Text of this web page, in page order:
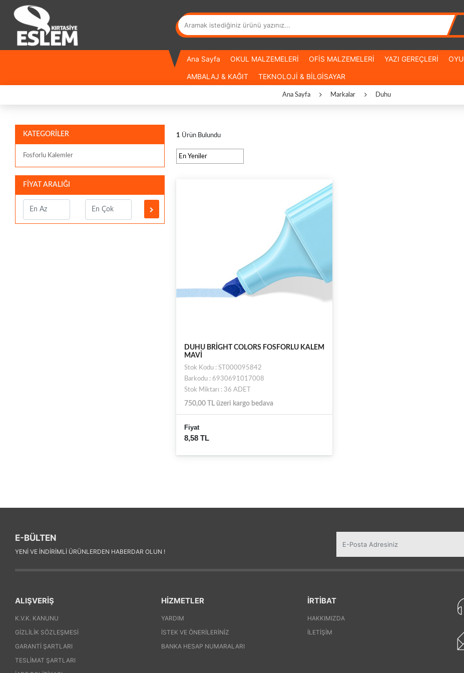
Ana Sayfa OKUL MALZEMELERİ OFİS MALZEMELERİ YAZI GEREÇLERİ
AMBALAJ & KAĞIT TEKNOLOJİ & BİLGİSAYAR
Ana Sayfa Markalar Duhu
KATEGORİLER
Fosforlu Kalemler
FİYAT ARALIĞI
1 Ürün Bulundu
DUHU BRİGHT COLORS FOSFORLU KALEM
MAVİ
Stok Kodu : ST000095842
Barkodu : 6930691017008
Stok Miktarı : 36 ADET
750,00 TL üzeri kargo bedava
Fiyat
8,58 TL
E-BÜLTEN
YENI VE INDIRIMLI ÜRÜNLERDEN HABERDAR OLUN !
ALIŞVERİŞ
K.V.K. KANUNU
GIZLILIK SÖZLEŞMESI
GARANTI ŞARTLARI
TESLIMAT ŞARTLARI
HİZMETLER
YARDIM
İSTEK VE ÖNERILERINIZ
BANKA HESAP NUMARALARI
İRTİBAT
HAKKIMIZDA
İLETIŞIM